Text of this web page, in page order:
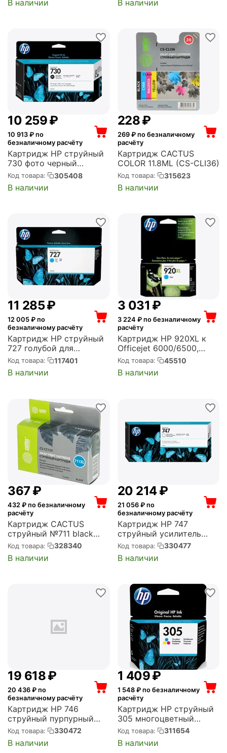
0DW/J3930DW (CS-
В наличии В наличии
10 259₽
10 913 ₽ по
безналичному расчёту
Картридж HP струйный
730 фото черный
(130мл) для DJ T1700
(P2V67A)
Код товара: 305408
В наличии
‍228‍₽
269₽ по безналичному
расчёту
Картридж CACTUS
COLOR 11.8ML (CS-CLI36)
Код товара: 315623
В наличии
11 285₽
12 005 ₽ по
безналичному расчёту
Картридж HP струйный
727 голубой для
Designjet T920/T1500
ePrinter series 130-ml
(B3P19A)
Код товара: 117401
В наличии
3 031 ₽
3 224 ₽ по безналичному
расчёту
Картридж HP 920XL к
Officejet 6000/6500,
Cyan (CD972AE)
Код товара: 45510
В наличии
‍367‍₽
432 ₽ по безналичному
расчёту
Картридж CACTUS
струйный №711 black
((73мл) для HP DJ
T120/T520) (CS-CZ133)
Код товара: 328340
В наличии
20 214₽
21 056₽ по
безналичному расчёту
Картридж HP 747
струйный усилитель
глянца (300 мл) (P2V87A)
Код товара: 330477
В наличии
19 618₽
20 436 ₽ по
безналичному расчёту
Картридж HP 746
струйный пурпурный
(300 мл) (P2V78A)
Код товара: 330472
В наличии
1 409₽
1 548₽ по безналичному
расчёту
Картридж HP струйный
305 многоцветный
(100стр.) (2мл) для DJ
2320/2710/2720
(3YM60AE)
Код товара: 311654
В наличии